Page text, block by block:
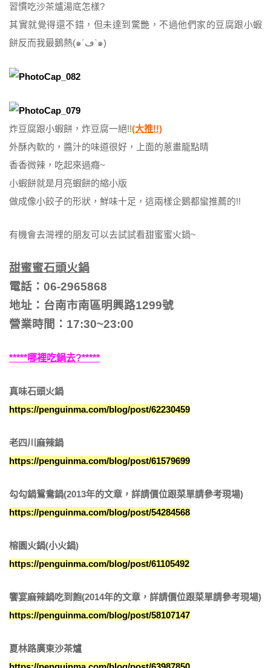
習慣吃沙茶爐湯底怎樣?
其實就覺得還不錯，但未達到驚艷，不過他們家的豆腐跟小蝦
餅反而我最鵝熱(๑´ڡ`๑)
炸豆腐跟小蝦餅，炸豆腐一絕!!(大推!!)
外酥內軟的，醬汁的味道很好，上面的蔥畫龍點睛
香香微辣，吃起來過癮~
小蝦餅就是月亮蝦餅的縮小版
做成像小餃子的形狀，鮮味十足，這兩樣企鵝都蠻推薦的!!
有機會去灣裡的朋友可以去試試看甜蜜蜜火鍋~
甜蜜蜜石頭火鍋
電話：06-2965868
地址：台南市南區明興路1299號
營業時間：17:30~23:00
*****哪裡吃鍋去?*****
真味石頭火鍋
https://penguinma.com/blog/post/62230459
老四川麻辣鍋
https://penguinma.com/blog/post/61579699
勾勾鍋鴛鴦鍋(2013年的文章，詳請價位跟菜單請參考現場)
https://penguinma.com/blog/post/54284568
榕園火鍋(小火鍋)
https://penguinma.com/blog/post/61105492
饗宴麻辣鍋吃到飽(2014年的文章，詳請價位跟菜單請參考現場)
https://penguinma.com/blog/post/58107147
夏林路廣東沙茶爐